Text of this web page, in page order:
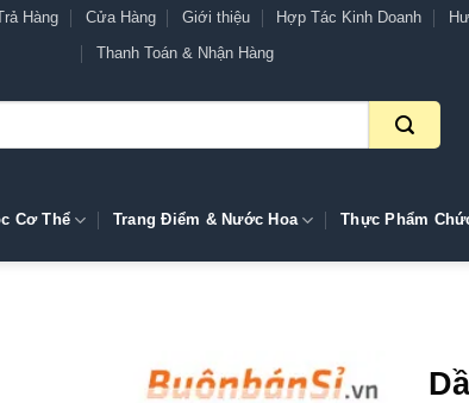
Hàng Cửa Hàng Giới thiệu Hợp Tác Kinh Doanh
Thanh Toán & Nhận Hàng
Cơ Thể Trang Điểm & Nước Hoa Thực Phẩm